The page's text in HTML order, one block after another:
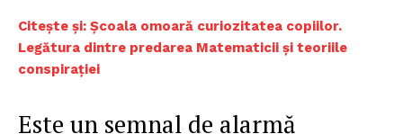
Citește și: Școala omoară curiozitatea copiilor.
Legătura dintre predarea Matematicii și teoriile
conspirației
Este un semnal de alarmă